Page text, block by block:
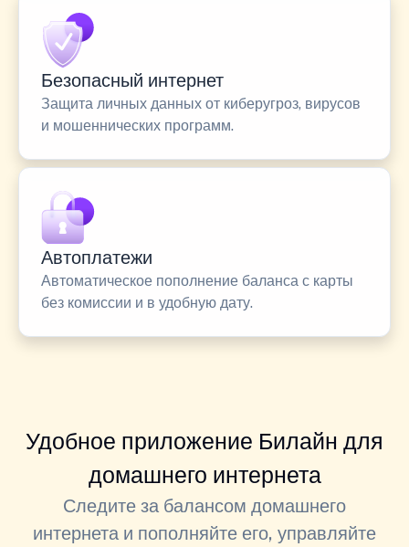
Безопасный интернет
Защита личных данных от киберугроз, вирусов
и мошеннических программ.
Автоплатежи
Автоматическое пополнение баланса с карты
без комиссии и в удобную дату.
Удобное приложение Билайн для
домашнего интернета
Следите за балансом домашнего
интернета и пополняйте его, управляйте